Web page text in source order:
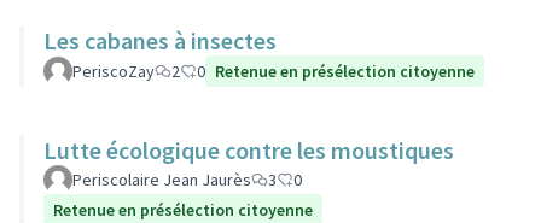
Les cabanes à insectes
PeriscoZay 2 0 Retenue en présélection citoyenne
Lutte écologique contre les moustiques
Periscolaire Jean Jaurès 3
0
Retenue en présélection citoyenne